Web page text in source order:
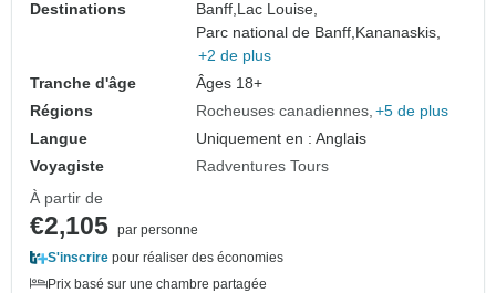
Destinations
Banff, Lac Louise,
Parc national de Banff, Kananaskis,
+2 de plus
Tranche d'âge
Âges 18+
Régions
Rocheuses canadiennes +5 de plus
Langue
Uniquement en : Anglais
Voyagiste
Radventures Tours
À partir de
€2,105 par personne
S'inscrire pour réaliser des économies
Prix basé sur une chambre partagée